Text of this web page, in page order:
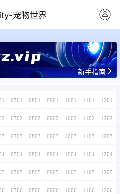
宠物世界
新手指南
0701 0801 0901 1001 1101 1201
0702 0802 0902 1002 1102 1202
0703 0803 0903 1003 1103 1203
0704 0804 0904 1004 1104 1204
0705 0805 0905 1005 1105 1205
0706 0806 0906 1006 1106 1206